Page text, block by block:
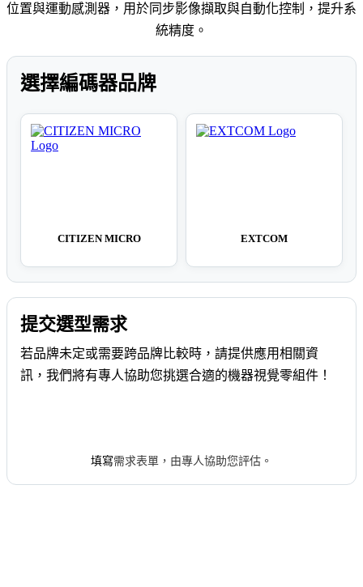
位置與運動感測器，用於同步影像擷取與自動化控制，提升系
統精度。
選擇編碼器品牌
CITIZEN MICRO EXTCOM
提交選型需求
若品牌未定或需要跨品牌比較時，請提供應用相關資
訊，我們將有專人協助您挑選合適的機器視覺零組件！
填寫需求表單，由專人協助您評估。